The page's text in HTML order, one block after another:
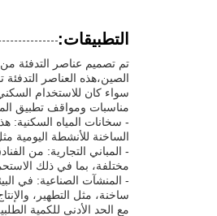
التطبيقات:
الصين،هذه العناصر
مناسبات ومواقف تطبيق
- سخانات المياه السكنية:
الساخنة للأنشطة اليومية
- المباني التجارية: من
مختلفة، بما في ذلك
- المنشآت الصناعية: في
ساخنة، مثل التطهير،